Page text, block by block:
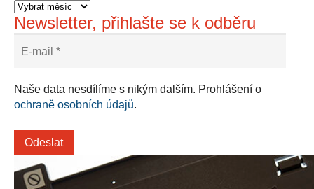
Newsletter, přihlašte se k odběru
Naše data nesdílíme s nikým dalším. Prohlášení o
ochraně osobních údajů.